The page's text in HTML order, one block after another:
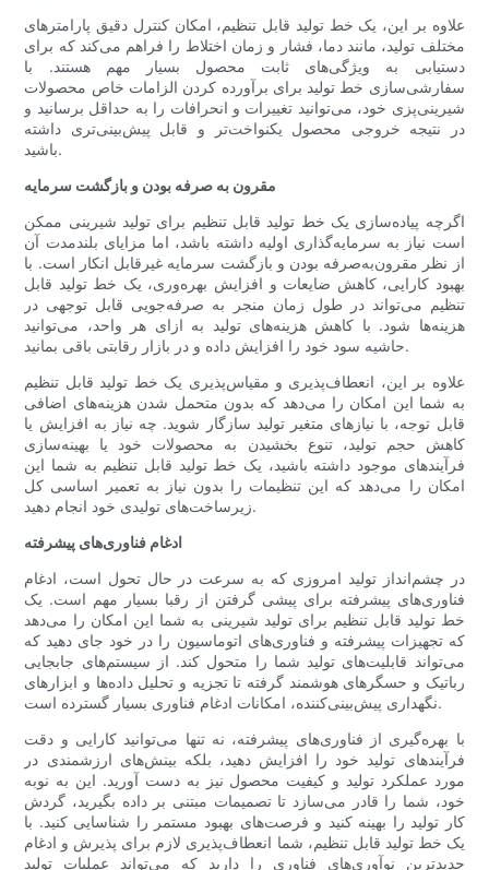
علاوه بر این، یک خط تولید قابل تنظیم، امکان کنترل دقیق پارامترهای
مختلف تولید، مانند دما، فشار و زمان اختلاط را فراهم می‌کند که برای
دستیابی به ویژگی‌های ثابت محصول بسیار مهم هستند. با
سفارشی‌سازی خط تولید برای برآورده کردن الزامات خاص محصولات
شیرینی‌پزی خود، می‌توانید تغییرات و انحرافات را به حداقل برسانید و
در نتیجه خروجی محصول یکنواخت‌تر و قابل پیش‌بینی‌تری داشته
باشید.
مقرون به صرفه بودن و بازگشت سرمایه
اگرچه پیاده‌سازی یک خط تولید قابل تنظیم برای تولید شیرینی ممکن
است نیاز به سرمایه‌گذاری اولیه داشته باشد، اما مزایای بلندمدت آن
از نظر مقرون‌به‌صرفه بودن و بازگشت سرمایه غیرقابل انکار است. با
بهبود کارایی، کاهش ضایعات و افزایش بهره‌وری، یک خط تولید قابل
تنظیم می‌تواند در طول زمان منجر به صرفه‌جویی قابل توجهی در
هزینه‌ها شود. با کاهش هزینه‌های تولید به ازای هر واحد، می‌توانید
حاشیه سود خود را افزایش داده و در بازار رقابتی باقی بمانید.
علاوه بر این، انعطاف‌پذیری و مقیاس‌پذیری یک خط تولید قابل تنظیم
به شما این امکان را می‌دهد که بدون متحمل شدن هزینه‌های اضافی
قابل توجه، با نیازهای متغیر تولید سازگار شوید. چه نیاز به افزایش یا
کاهش حجم تولید، تنوع بخشیدن به محصولات خود یا بهینه‌سازی
فرآیندهای موجود داشته باشید، یک خط تولید قابل تنظیم به شما این
امکان را می‌دهد که این تنظیمات را بدون نیاز به تعمیر اساسی کل
زیرساخت‌های تولیدی خود انجام دهید.
ادغام فناوری‌های پیشرفته
در چشم‌انداز تولید امروزی که به سرعت در حال تحول است، ادغام
فناوری‌های پیشرفته برای پیشی گرفتن از رقبا بسیار مهم است. یک
خط تولید قابل تنظیم برای تولید شیرینی به شما این امکان را می‌دهد
که تجهیزات پیشرفته و فناوری‌های اتوماسیون را در خود جای دهید که
می‌تواند قابلیت‌های تولید شما را متحول کند. از سیستم‌های جابجایی
رباتیک و حسگرهای هوشمند گرفته تا تجزیه و تحلیل داده‌ها و ابزارهای
نگهداری پیش‌بینی‌کننده، امکانات ادغام فناوری بسیار گسترده است.
با بهره‌گیری از فناوری‌های پیشرفته، نه تنها می‌توانید کارایی و دقت
فرآیندهای تولید خود را افزایش دهید، بلکه بینش‌های ارزشمندی در
مورد عملکرد تولید و کیفیت محصول نیز به دست آورید. این به نوبه
خود، شما را قادر می‌سازد تا تصمیمات مبتنی بر داده بگیرید، گردش
کار تولید را بهینه کنید و فرصت‌های بهبود مستمر را شناسایی کنید. با
یک خط تولید قابل تنظیم، شما انعطاف‌پذیری لازم برای پذیرش و ادغام
جدیدترین نوآوری‌های فناوری را دارید که می‌تواند عملیات تولید